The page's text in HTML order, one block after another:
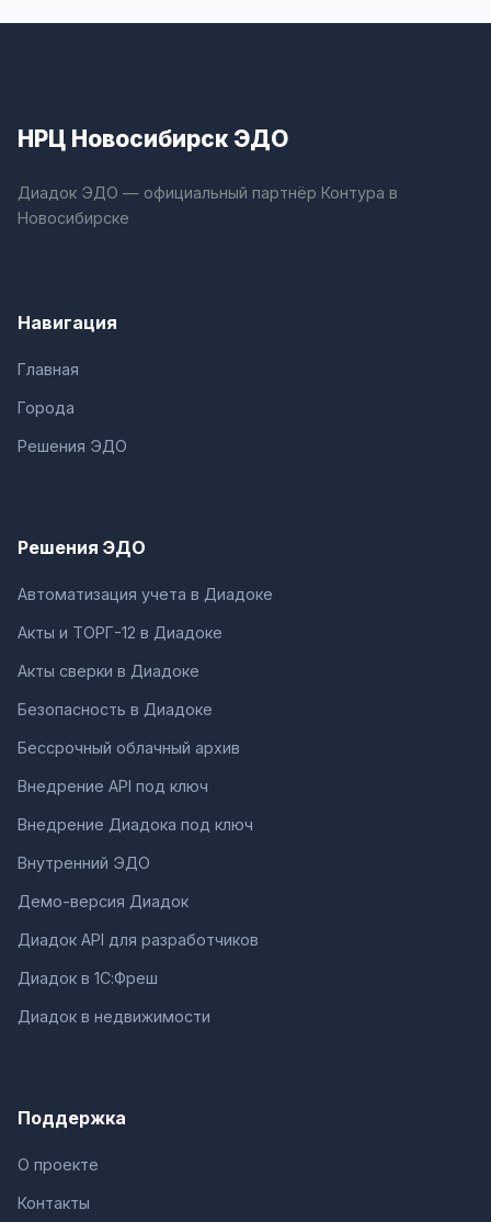
НРЦ Новосибирск ЭДО
Диадок ЭДО — официальный партнёр Контура в
Новосибирске
Навигация
Главная
Города
Решения ЭДО
Решения ЭДО
Автоматизация учета в Диадоке
Акты и ТОРГ-12 в Диадоке
Акты сверки в Диадоке
Безопасность в Диадоке
Бессрочный облачный архив
Внедрение API под ключ
Внедрение Диадока под ключ
Внутренний ЭДО
Демо-версия Диадок
Диадок API для разработчиков
Диадок в 1С:Фреш
Диадок в недвижимости
Поддержка
О проекте
Контакты